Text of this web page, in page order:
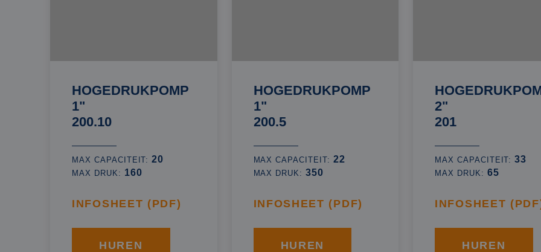
HOGEDRUKPOMP
1"
200.10
MAX CAPACITEIT:20
MAX DRUK: 160
INFOSHEET (PDF)
HUREN
HOGEDRUKPOMP
1"
200.5
MAX CAPACITEIT: 22
MAX DRUK:350
INFOSHEET (PDF)
HUREN
2"
201
MAX CAPACITEIT:33
MAX DRUK: 65
INFOSHEET
HUREN